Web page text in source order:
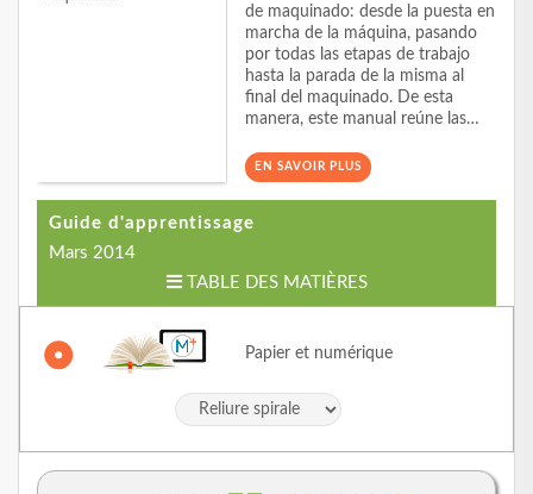
de maquinado: desde la puesta en
marcha de la máquina, pasando
por todas las etapas de trabajo
hasta la parada de la misma al
final del maquinado. De esta
manera, este manual reúne las…
EN SAVOIR PLUS
Guide d'apprentissage
Mars 2014
TABLE DES MATIÈRES
Papier et numérique